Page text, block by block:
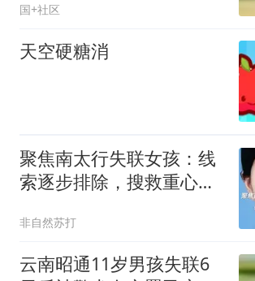
大家吃饭
国+社区
天空硬糖消
聚焦南太行失联女孩：线
索逐步排除，搜救重心锁
非自然苏打
云南昭通11岁男孩失联6